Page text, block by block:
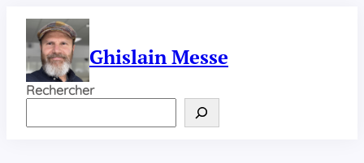
contenu
Ghislain Messe
Rechercher